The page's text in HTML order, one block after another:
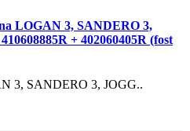
LOGAN 3, SANDERO 3,
+ 402060405R (fost
3, SANDERO 3, JOGG..